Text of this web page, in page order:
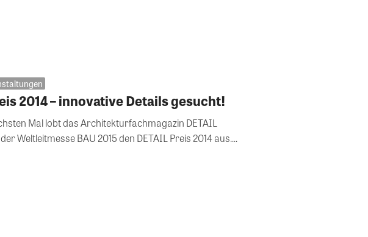
2014 – innovative Details gesucht!
Mal lobt das Architekturfachmagazin DETAIL
Weltleitmesse BAU 2015 den DETAIL Preis 2014 aus....